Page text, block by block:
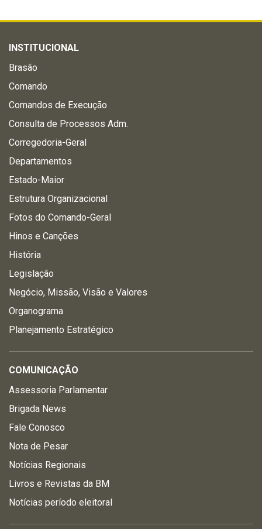
INSTITUCIONAL
Brasão
Comando
Comandos de Execução
Consulta de Processos Adm.
Corregedoria-Geral
Departamentos
Estado-Maior
Estrutura Organizacional
Fotos do Comando-Geral
Hinos e Canções
História
Legislação
Negócio, Missão, Visão e Valores
Organograma
Planejamento Estratégico
COMUNICAÇÃO
Assessoria Parlamentar
Brigada News
Fale Conosco
Nota de Pesar
Notícias Regionais
Livros e Revistas da BM
Notícias período eleitoral